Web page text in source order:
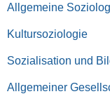
Allgemeine
Kultursoziologie
Sozialisation und
Allgemeiner